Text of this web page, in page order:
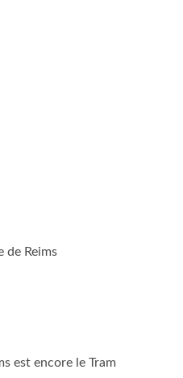
de Reims
est encore le Tram